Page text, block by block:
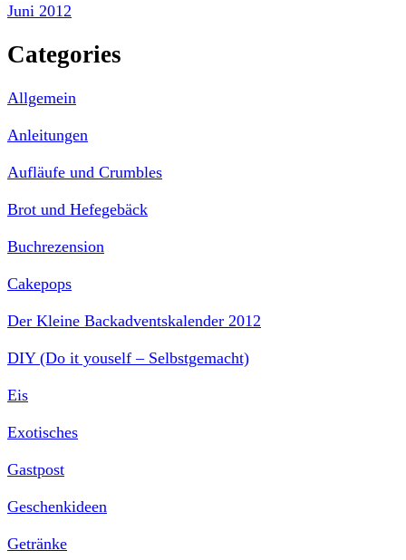
Juni 2012
Categories
Allgemein
Anleitungen
Aufläufe und Crumbles
Brot und Hefegebäck
Buchrezension
Cakepops
Der Kleine Backadventskalender 2012
DIY (Do it youself – Selbstgemacht)
Eis
Exotisches
Gastpost
Geschenkideen
Getränke